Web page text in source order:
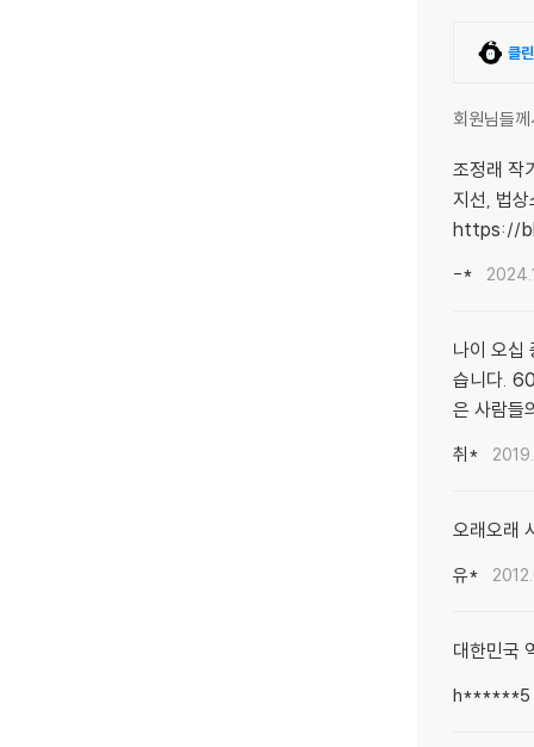
클
회원님들
조정래 작
지선, 법
https://
-*
나이 오십
습니다.
은 사람들
취*
오래오래
유*
대한민국
h******5